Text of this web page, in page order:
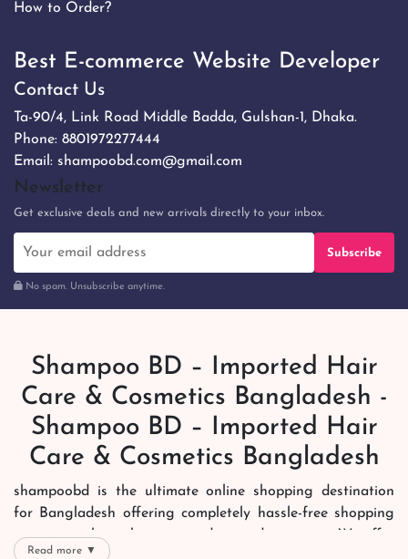
How to Order?
Best E-commerce Website Developer
Contact Us
Ta-90/4, Link Road Middle Badda, Gulshan-1, Dhaka.
Phone: 8801972277444
Email: shampoobd.com@gmail.com
Newsletter
Get exclusive deals and new arrivals directly to your inbox.
Subscribe
No spam. Unsubscribe anytime.
Shampoo BD – Imported Hair
Care & Cosmetics Bangladesh -
Shampoo BD – Imported Hair
Care & Cosmetics Bangladesh
shampoobd is the ultimate online shopping destination
for Bangladesh offering completely hassle-free shopping
experience through secure and trusted gateways. We offer
Read more ▼